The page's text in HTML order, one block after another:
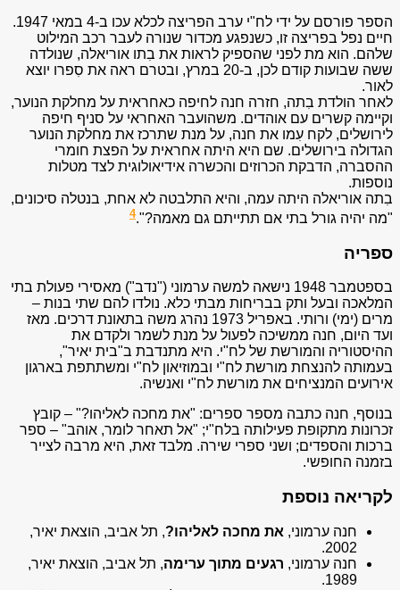
הספר פורסם על ידי לח"י ערב הפריצה לכלא עכו ב-4 במאי 1947.
חיים נפל בפריצה זו, כשנפגע מכדור שנורה לעבר רכב המילוט
שלהם. הוא מת לפני שהספיק לראות את בִתו אוריאלה, שנולדה
ששה שבועות קודם לכן, ב-20 במרץ, ובטרם ראה את סִפרו יוצא
לאור.
לאחר הולדת בִתה, חזרה חנה לחיפה כאחראית על מחלקת הנוער,
וקיימה קשרים עם אוהדים. משהועבר האחראי על סניף חיפה
לירושלים, לקח עִמו את חנה, על מנת שתרכז את מחלקת הנוער
הגדולה בירושלים. שם היא היתה אחראית על הפצת חומרי
ההסברה, הדבקת הכרוזים והכשרה אידיאולוגית לצד מטלות
נוספות.
בִתה אוריאלה היתה עמה, והיא התלבטה לא אחת, בנטלה סיכונים,
"מה יהיה גורל בתי אם תתייתם גם מאמה?".4
ספריה
בספטמבר 1948 נישאה למשה ערמוני ("נדב") מאסירי פעולת בתי
המלאכה ובעל ותק בבריחות מבתי כלא. נולדו להם שתי בנות –
מרים (ימי) ורותי. באפריל 1973 נהרג משה בתאונת דרכים. מאז
ועד היום, חנה ממשיכה לפעול על מנת לשמר ולקדם את
ההיסטוריה והמורשת של לח"י. היא מתנדבת ב"בית יאיר",
בעמותה להנצחת מורשת לח"י ובמוזיאון לח"י ומשתתפת בארגון
אירועים המנציחים את מורשת לח"י ואנשיה.
בנוסף, חנה כתבה מספר ספרים: "את מחכה לאליהו?" – קובץ
זכרונות מתקופת פעילותה בלח"י; "אל תאחר לומר, אוהב" – ספר
ברכות והספדים; ושני ספרי שירה. מלבד זאת, היא מרבה לצייר
בזמנה החופשי.
לקריאה נוספת
חנה ערמוני, את מחכה לאליהו?, תל אביב, הוצאת יאיר,
2002.
חנה ערמוני, רגעים מתוך ערימה, תל אביב, הוצאת יאיר,
1989.